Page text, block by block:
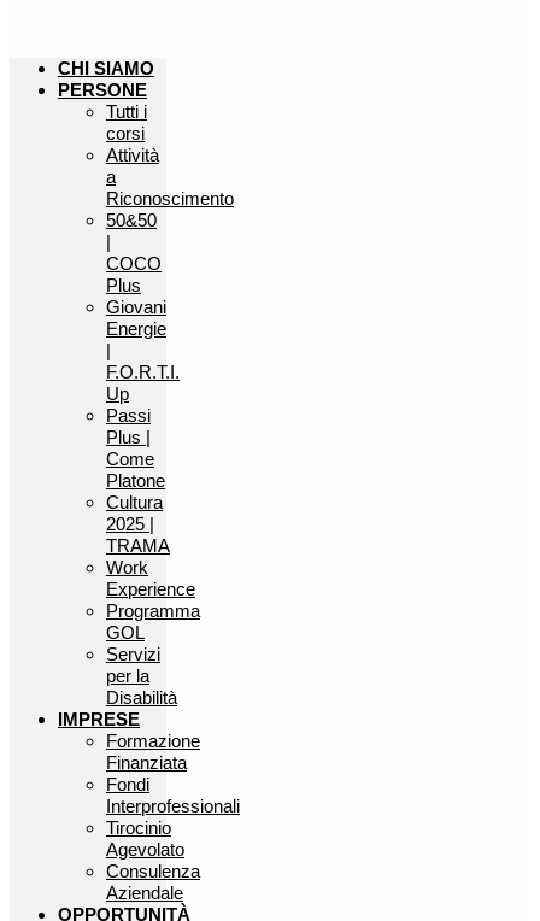
CHI SIAMO
PERSONE
Tutti i
corsi
Attività
a
Riconoscimento
50&50
|
COCO
Plus
Giovani
Energie
|
F.O.R.T.I.
Up
Passi
Plus |
Come
Platone
Cultura
2025 |
TRAMA
Work
Experience
Programma
GOL
Servizi
per la
Disabilità
IMPRESE
Formazione
Finanziata
Fondi
Interprofessionali
Tirocinio
Agevolato
Consulenza
Aziendale
OPPORTUNITÀ